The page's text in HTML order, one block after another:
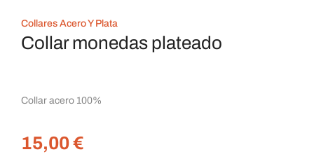
Collares Acero Y Plata
Collar monedas plateado
Collar acero 100%
15,00€